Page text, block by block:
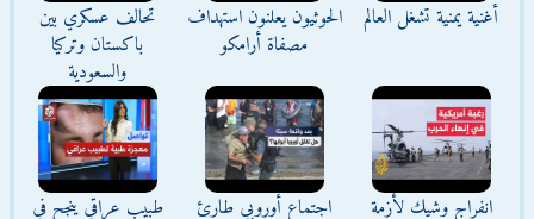
أغنية يمنية تشغل العالم
الحوثيون يعلنون استهداف
مصفاة أرامكو
تحالف عسكري بين
باكستان وتركيا
والسعودية
انفراج وشيك لأزمة
اجتماع أوروبي طارئ
طبيب عراقي ينجح في